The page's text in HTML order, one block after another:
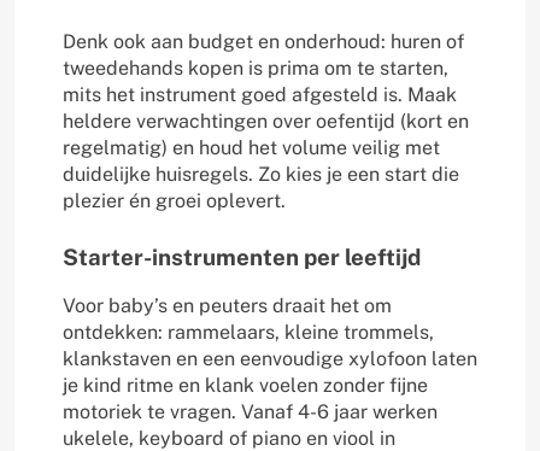
Denk ook aan budget en onderhoud: huren of
tweedehands kopen is prima om te starten,
mits het instrument goed afgesteld is. Maak
heldere verwachtingen over oefentijd (kort en
regelmatig) en houd het volume veilig met
duidelijke huisregels. Zo kies je een start die
plezier én groei oplevert.
Starter-instrumenten per leeftijd
Voor baby’s en peuters draait het om
ontdekken: rammelaars, kleine trommels,
klankstaven en een eenvoudige xylofoon laten
je kind ritme en klank voelen zonder fijne
motoriek te vragen. Vanaf 4-6 jaar werken
ukelele, keyboard of piano en viool in